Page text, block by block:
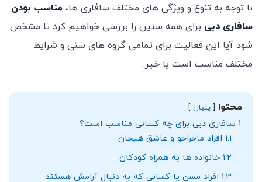
با توجه به تنوع و ویژگی‌ های مختلف سافاری‌ ها، مناسب بودن
سافاری دبی برای همه سنین را بررسی خواهیم کرد تا مشخص
شود آیا این فعالیت برای تمامی گروه‌ های سنی و شرایط
مختلف مناسب است یا خیر.
محتوا پنهان
1 سافاری دبی برای چه کسانی مناسب است؟
1.1 افراد ماجراجو و عاشق هیجان
1.2 خانواده‌ ها به همراه کودکان
1.3 افراد مسن یا کسانی که به دنبال آرامش هستند